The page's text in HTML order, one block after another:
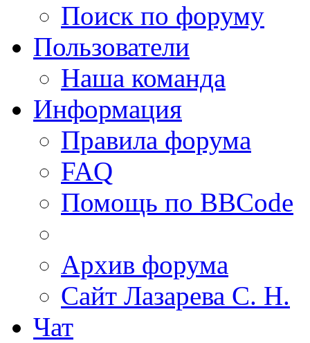
Поиск по форуму
Пользователи
Наша команда
Информация
Правила форума
FAQ
Помощь по BBCode
Архив форума
Сайт Лазарева С. Н.
Чат